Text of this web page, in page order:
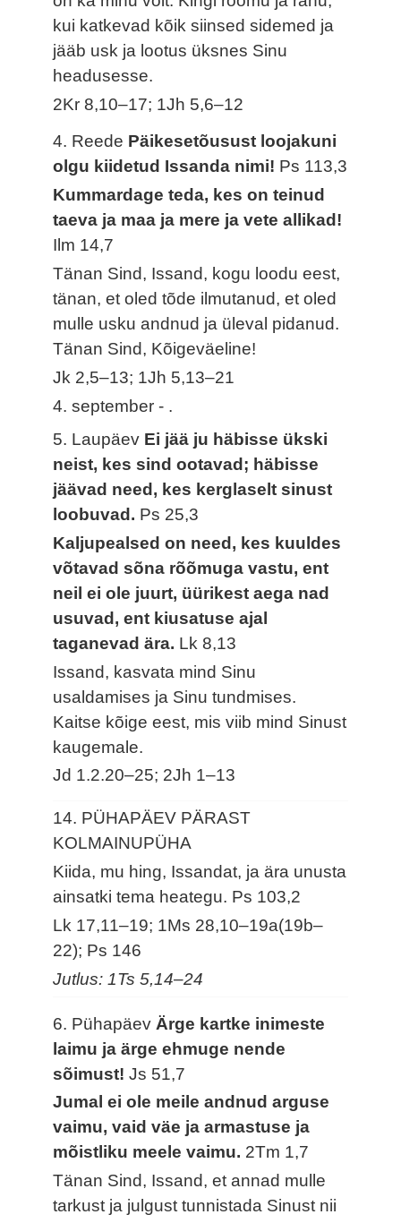
kui katkevad kõik siinsed sidemed ja
jääb usk ja lootus üksnes Sinu
headusesse.
2Kr 8,10–17; 1Jh 5,6–12
4. Reede Päikesetõusust loojakuni
olgu kiidetud Issanda nimi! Ps 113,3
Kummardage teda, kes on teinud
taeva ja maa ja mere ja vete allikad!
Ilm 14,7
Tänan Sind, Issand, kogu loodu eest,
tänan, et oled tõde ilmutanud, et oled
mulle usku andnud ja üleval pidanud.
Tänan Sind, Kõigeväeline!
Jk 2,5–13; 1Jh 5,13–21
4. september - .
5. Laupäev Ei jää ju häbisse ükski
neist, kes sind ootavad; häbisse
jäävad need, kes kerglaselt sinust
loobuvad. Ps 25,3
Kaljupealsed on need, kes kuuldes
võtavad sõna rõõmuga vastu, ent
neil ei ole juurt, üürikest aega nad
usuvad, ent kiusatuse ajal
taganevad ära. Lk 8,13
Issand, kasvata mind Sinu
usaldamises ja Sinu tundmises.
Kaitse kõige eest, mis viib mind Sinust
kaugemale.
Jd 1.2.20–25; 2Jh 1–13
14. PÜHAPÄEV PÄRAST
KOLMAINUPÜHA
Kiida, mu hing, Issandat, ja ära unusta
ainsatki tema heategu. Ps 103,2
Lk 17,11–19; 1Ms 28,10–19a(19b–
22); Ps 146
Jutlus: 1Ts 5,14–24
6. Pühapäev Ärge kartke inimeste
laimu ja ärge ehmuge nende
sõimust!Js 51,7
Jumal ei ole meile andnud arguse
vaimu, vaid väe ja armastuse ja
mõistliku meele vaimu. 2Tm 1,7
Tänan Sind, Issand, et annad mulle
tarkust ja julgust tunnistada Sinust nii